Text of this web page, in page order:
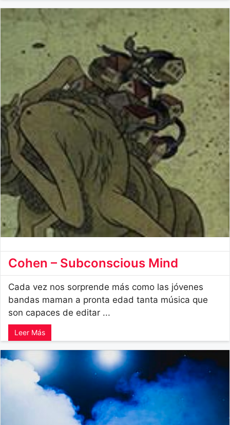
Cohen – Subconscious Mind
Cada vez nos sorprende más como las jóvenes
bandas maman a pronta edad tanta música que
son capaces de editar ...
Leer Más